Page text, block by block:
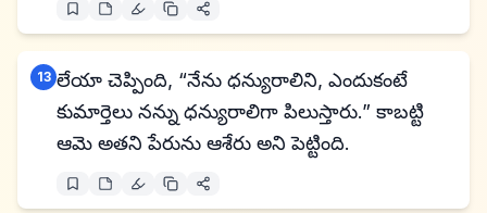
13 లేయా చెప్పింది, “నేను ధన్యురాలిని, ఎందుకంటే
కుమార్తెలు నన్ను ధన్యురాలిగా పిలుస్తారు.” కాబట్టి
ఆమె అతని పేరును ఆశేరు అని పెట్టింది.